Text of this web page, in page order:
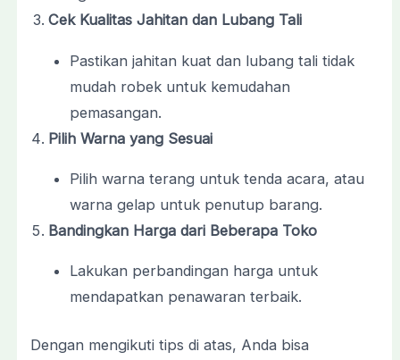
Cek Kualitas Jahitan dan Lubang Tali
Pastikan jahitan kuat dan lubang tali tidak
mudah robek untuk kemudahan
pemasangan.
Pilih Warna yang Sesuai
Pilih warna terang untuk tenda acara, atau
warna gelap untuk penutup barang.
Bandingkan Harga dari Beberapa Toko
Lakukan perbandingan harga untuk
mendapatkan penawaran terbaik.
Dengan mengikuti tips di atas, Anda bisa